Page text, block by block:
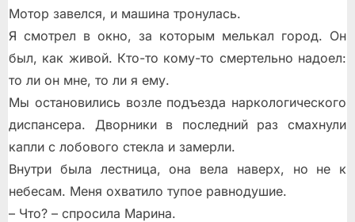
Мотор завелся, и машина тронулась.
Я смотрел в окно, за которым мелькал город. Он
был, как живой. Кто-то кому-то смертельно надоел:
то ли он мне, то ли я ему.
Мы остановились возле подъезда наркологического
диспансера. Дворники в последний раз смахнули
капли с лобового стекла и замерли.
Внутри была лестница, она вела наверх, но не к
небесам. Меня охватило тупое равнодушие.
– Что? – спросила Марина.